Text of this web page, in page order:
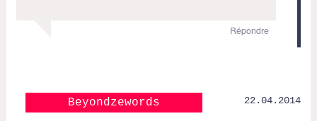
Répondre
Beyondzewords 22.04.2014